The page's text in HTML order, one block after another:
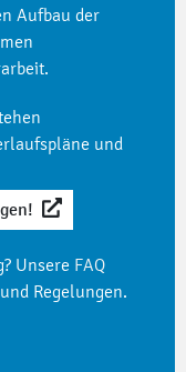
Aufbau der
und
Unsere FAQ
Regelungen.